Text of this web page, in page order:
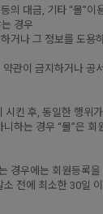
의 대금, 기타 “몰”이
경우
거나 그 정보를 도용
약관이 금지하거나 공
시킨 후, 동일한 행위
하는 경우 “몰”은 회
경우에는 회원등록
전에 최소한 30일